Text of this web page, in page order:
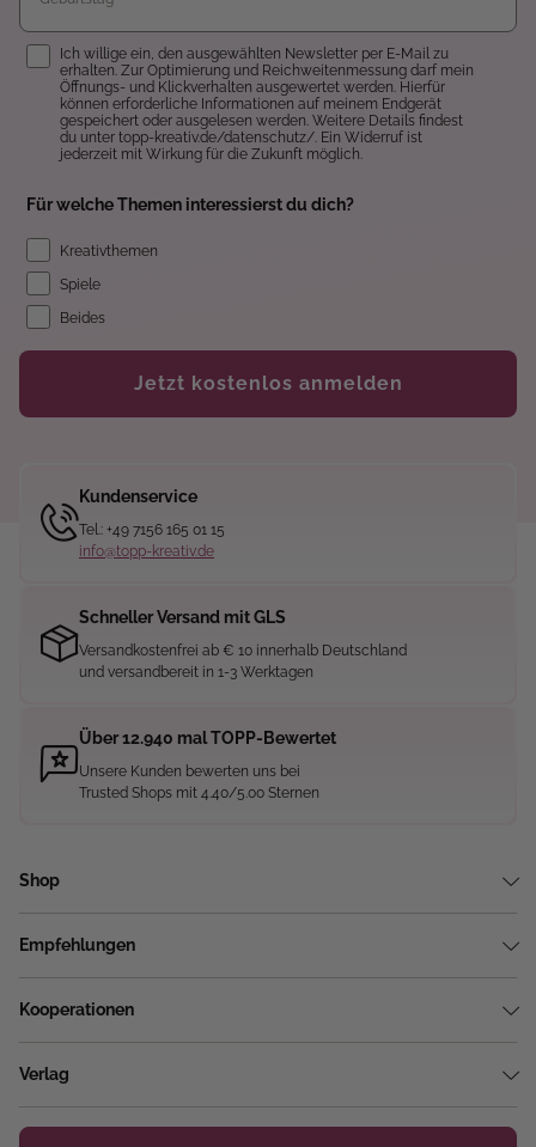
Einwilligung
Ich willige ein, den ausgewählten Newsletter per E-Mail zu
erhalten. Zur Optimierung und Reichweitenmessung darf mein
Öffnungs- und Klickverhalten ausgewertet werden. Hierfür
können erforderliche Informationen auf meinem Endgerät
gespeichert oder ausgelesen werden. Weitere Details findest
du unter topp-kreativ.de/datenschutz/. Ein Widerruf ist
jederzeit mit Wirkung für die Zukunft möglich.
Für welche Themen interessierst du dich?
Kreativthemen
Spiele
Beides
Jetzt kostenlos anmelden
Kundenservice
Tel.: +49 7156 165 01 15
info@topp-kreativ.de
Schneller Versand mit GLS
Versandkostenfrei ab € 10 innerhalb Deutschland
und versandbereit in 1-3 Werktagen
Über 12.940 mal TOPP-Bewertet
Unsere Kunden bewerten uns bei
Trusted Shops mit 4.40/5.00 Sternen
Shop
Empfehlungen
Kooperationen
Verlag